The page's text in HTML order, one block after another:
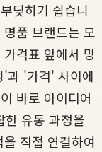
딪히기 쉽습니
품 브랜드는 모
격표 앞에서 망
'과 '가격' 사이에
바로 아이디어
유통 과정을
직접 연결하여